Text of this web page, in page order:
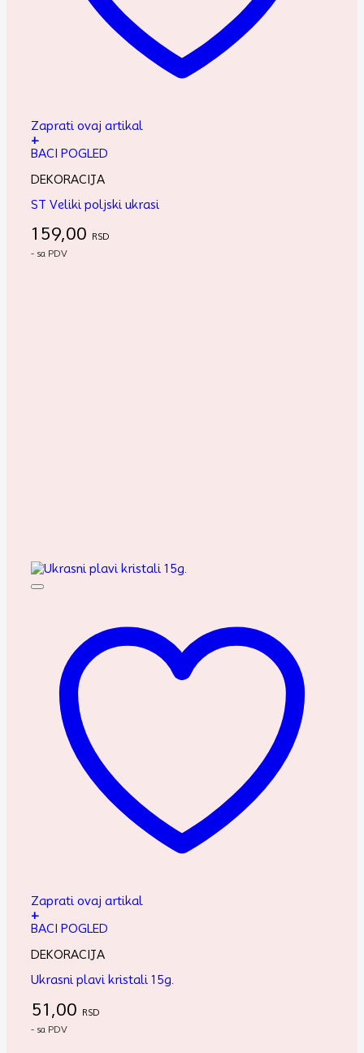
Zaprati ovaj artikal
+
BACI POGLED
DEKORACIJA
ST Veliki poljski ukrasi
159,00 RSD
- sa PDV
Zaprati ovaj artikal
+
BACI POGLED
DEKORACIJA
Ukrasni plavi kristali 15g.
51,00 RSD
- sa PDV